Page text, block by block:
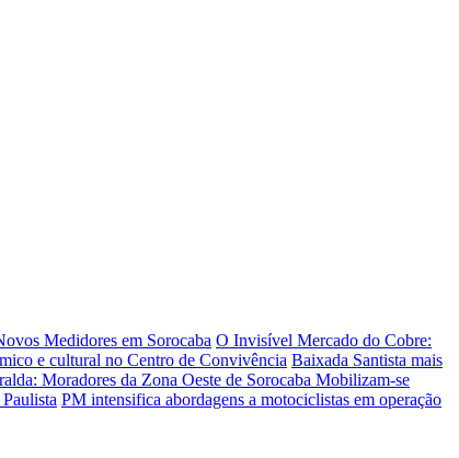
Medidores em Sorocaba O Invisível Mercado do Cobre:
e cultural no Centro de Convivência Baixada Santista mais
Moradores da Zona Oeste de Sorocaba Mobilizam-se
PM intensifica abordagens a motociclistas em operação